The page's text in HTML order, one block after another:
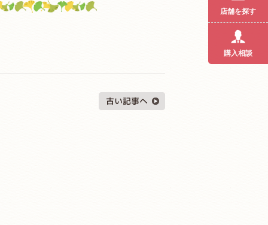
店舗を探す
購入相談